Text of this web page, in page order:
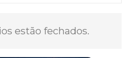
estão fechados.